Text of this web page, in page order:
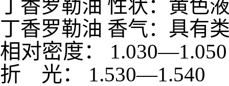
丁香罗勒油 性状：黄色
丁香罗勒油 香气：具有
相对密度： 1.030—
折
光： 1.530—